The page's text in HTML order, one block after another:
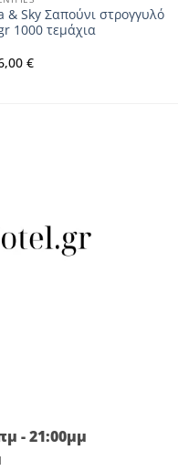
& Sky Σαπούνι στρογγυλό
1000 τεμάχια
€
- 21:00μμ